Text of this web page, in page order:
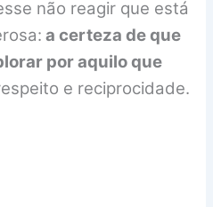
não reagir que está
a certeza de que
por aquilo que
e reciprocidade.